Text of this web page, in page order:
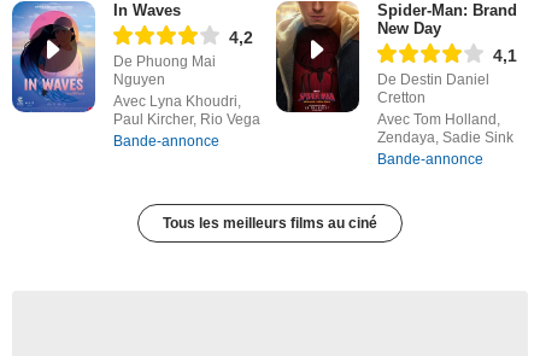
In Waves
4,2
De Phuong Mai
Nguyen
Avec Lyna Khoudri,
Paul Kircher, Rio Vega
Bande-annonce
Spider-Man: Brand
New Day
4,1
De Destin Daniel
Cretton
Avec Tom Holland,
Zendaya, Sadie Sink
Bande-annonce
Tous les meilleurs films au ciné